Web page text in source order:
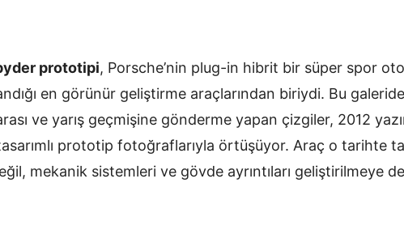
prototipi, Porsche’nin plug-in hibrit bir süper spor
en görünür geliştirme araçlarından biriydi. Bu
ve yarış geçmişine gönderme yapan çizgiler, 2012
prototip fotoğraflarıyla örtüşüyor. Araç o tarihte
mekanik sistemleri ve gövde ayrıntıları geliştirilmeye